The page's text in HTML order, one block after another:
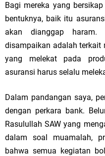
Bagi mereka yang
bentuknya, baik itu
akan dianggap
disampaikan adalah terkait
yang melekat pada
asuransi harus selalu
Dalam pandangan saya,
dengan perkara bank.
Rasulullah SAW yang
dalam soal muamalah,
bahwa semua kegiatan